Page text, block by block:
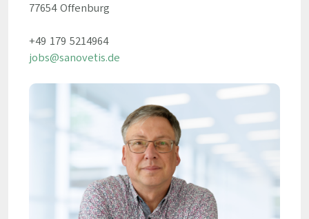
77654 Offenburg
+49 179 5214964
jobs@sanovetis.de